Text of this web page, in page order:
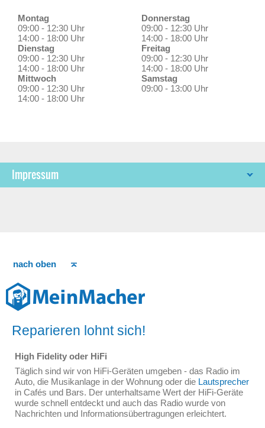
Montag
09:00 - 12:30 Uhr
14:00 - 18:00 Uhr
Dienstag
09:00 - 12:30 Uhr
14:00 - 18:00 Uhr
Mittwoch
09:00 - 12:30 Uhr
14:00 - 18:00 Uhr
Donnerstag
09:00 - 12:30 Uhr
14:00 - 18:00 Uhr
Freitag
09:00 - 12:30 Uhr
14:00 - 18:00 Uhr
Samstag
09:00 - 13:00 Uhr
Impressum
nach oben
Reparieren lohnt sich!
High Fidelity oder HiFi
Täglich sind wir von HiFi-Geräten umgeben - das Radio im
Auto, die Musikanlage in der Wohnung oder die Lautsprecher
in Cafés und Bars. Der unterhaltsame Wert der HiFi-Geräte
wurde schnell entdeckt und auch das Radio wurde von
Nachrichten und Informationsübertragungen erleichtert.